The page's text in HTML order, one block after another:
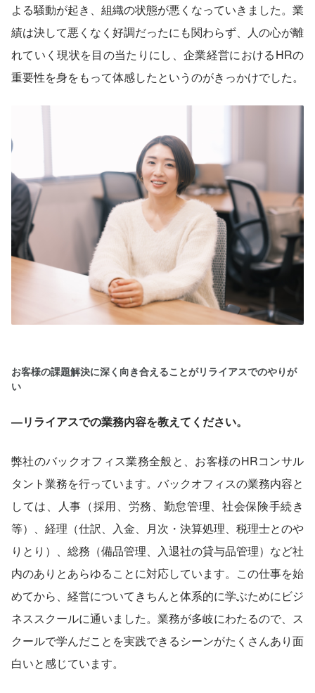
よる騒動が起き、組織の状態が悪くなっていきました。業
績は決して悪くなく好調だったにも関わらず、人の心が離
れていく現状を目の当たりにし、企業経営におけるHRの
重要性を身をもって体感したというのがきっかけでした。
お客様の課題解決に深く向き合えることがリライアスでのやりが
い
―リライアスでの業務内容を教えてください。
弊社のバックオフィス業務全般と、お客様のHRコンサル
タント業務を行っています。バックオフィスの業務内容と
しては、人事（採用、労務、勤怠管理、社会保険手続き
等）、経理（仕訳、入金、月次・決算処理、税理士とのや
りとり）、総務（備品管理、入退社の貸与品管理）など社
内のありとあらゆることに対応しています。この仕事を始
めてから、経営についてきちんと体系的に学ぶためにビジ
ネススクールに通いました。業務が多岐にわたるので、ス
クールで学んだことを実践できるシーンがたくさんあり面
白いと感じています。